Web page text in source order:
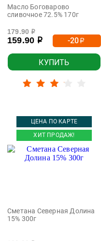
Масло Боговарово
сливочное 72.5% 170г
179.90 р
159.90 р -20р
КУПИТЬ
ЦЕНА ПО КАРТЕ
ХИТ ПРОДАЖ!
Сметана Северная Долина
15% 300г